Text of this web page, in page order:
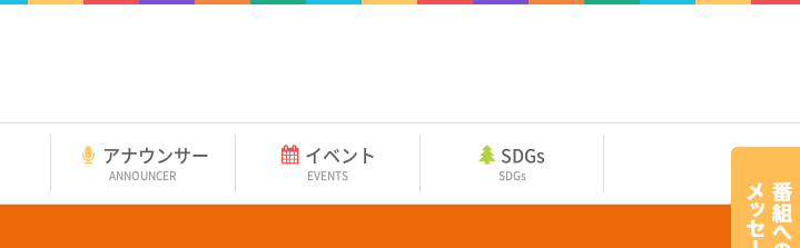
アナウンサー
ANNOUNCER
イベント
EVENTS
SDGs
SDGs